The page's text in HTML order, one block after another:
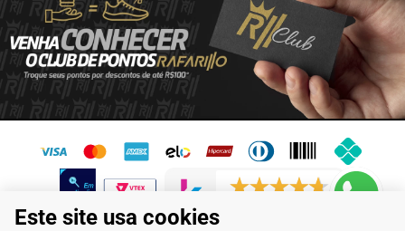
Este site usa cookies